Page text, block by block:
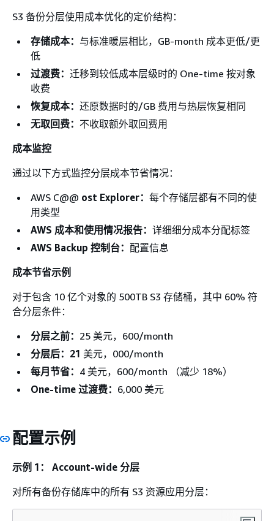
S3 备份分层使用成本优化的定价结构：
存储成本： 与标准暖层相比，GB-month 成本更低/更
低
过渡费： 迁移到较低成本层级时的 One-time 按对象
收费
恢复成本： 还原数据时的/GB 费用与热层恢复相同
无取回费： 不收取额外取回费用
成本监控
通过以下方式监控分层成本节省情况：
AWS C@@ ost Explorer： 每个存储层都有不同的使
用类型
AWS 成本和使用情况报告： 详细细分成本分配标签
AWS Backup 控制台： 配置信息
成本节省示例
对于包含 10 亿个对象的 500TB S3 存储桶，其中 60% 符
合分层条件：
分层之前： 25 美元，600/month
分层后：21 美元，000/month
每月节省： 4 美元，600/month （减少 18%）
One-time 过渡费： 6,000 美元
配置示例
示例 1： Account-wide 分层
对所有备份存储库中的所有 S3 资源应用分层：